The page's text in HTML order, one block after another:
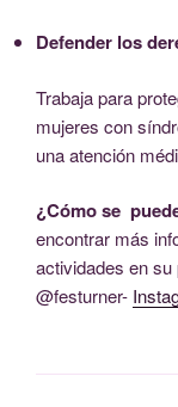
Defender los
Trabaja para
mujeres con
una atención
¿Cómo se
encontrar más
actividades en su
@festurner-